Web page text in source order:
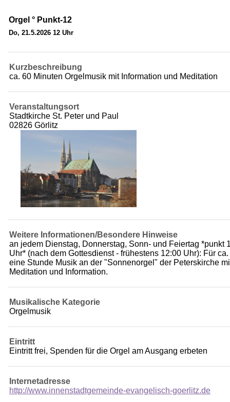
Orgel ° Punkt-12
Do, 21.5.2026 12 Uhr
Kurzbeschreibung
ca. 60 Minuten Orgelmusik mit Information und Meditation
Veranstaltungsort
Stadtkirche St. Peter und Paul
02826 Görlitz
Weitere Informationen/Besondere Hinweise
an jedem Dienstag, Donnerstag, Sonn- und Feiertag *punkt
Uhr* (nach dem Gottesdienst - frühestens 12:00 Uhr): Für ca.
eine Stunde Musik an der "Sonnenorgel" der Peterskirche
Meditation und Information.
Musikalische Kategorie
Orgelmusik
Eintritt
Eintritt frei, Spenden für die Orgel am Ausgang erbeten
Internetadresse
http://www.innenstadtgemeinde-evangelisch-goerlitz.de